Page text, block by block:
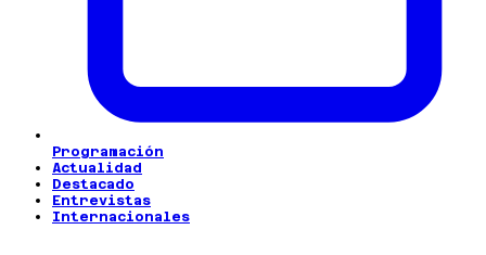
Programación
Actualidad
Destacado
Entrevistas
Internacionales